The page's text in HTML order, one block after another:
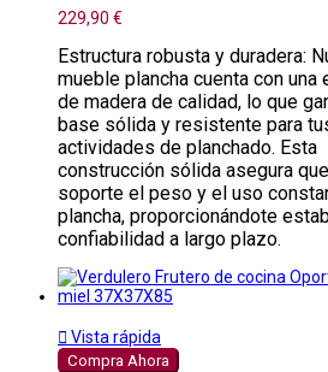
229,90 €
Estructura robusta y duradera:
mueble plancha cuenta con una
de madera de calidad, lo que
base sólida y resistente para
actividades de planchado. Esta
construcción sólida asegura
soporte el peso y el uso
plancha, proporcionándote
confiabilidad a largo plazo.
 Vista rápida
Compra Ahora